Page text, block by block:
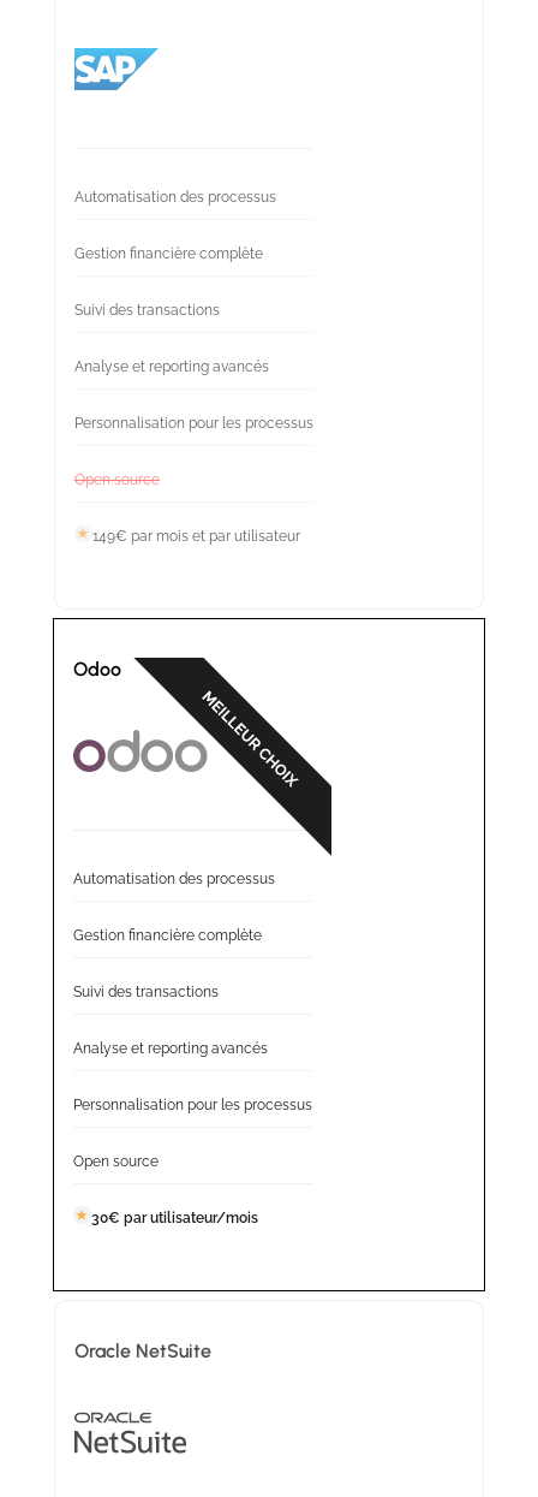
Automatisation des processus
Gestion financière complète
Suivi des transactions
Analyse et reporting avancés
Personnalisation pour les processus
Open source
149€ par mois et par utilisateur
Odoo
Automatisation des processus
Gestion financière complète
Suivi des transactions
Analyse et reporting avancés
Personnalisation pour les processus
Open source
30€ par utilisateur/mois
Oracle NetSuite